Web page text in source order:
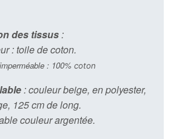
des tissus:
: toile de coton.
: 100% coton
: couleur beige, en polyester,
125 cm de long.
couleur argentée.